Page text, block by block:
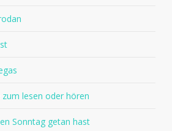
lesen oder hören
Sonntag getan hast